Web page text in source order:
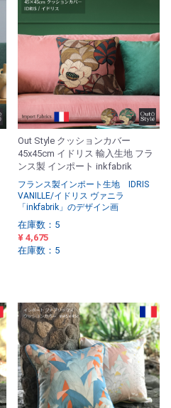
Out Style クッションカバー
45x45cm イドリス 輸入生地 フラ
ンス製 インポート inkfabrik
フランス製インポート生地 IDRIS
VANILLE/イドリス ヴァニラ
「inkfabrik」のデザイン画
在庫数：5
¥ 4,675
在庫数：5